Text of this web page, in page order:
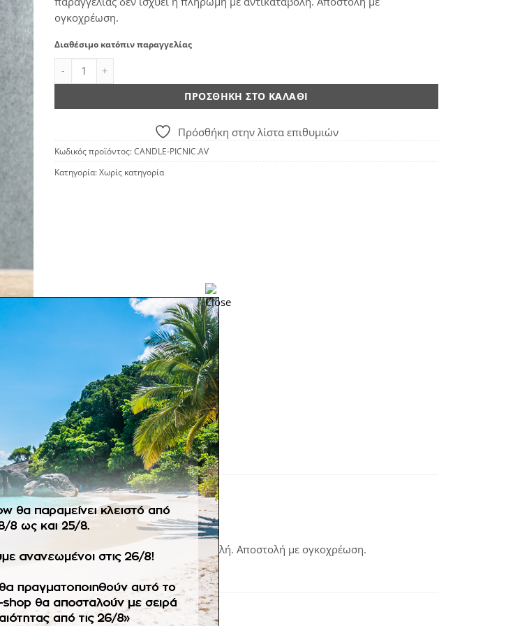
ογκοχρέωση.
Διαθέσιμο κατόπιν παραγγελίας
Λαμπάδα Πικνικ ποσότητα
ΠΡΟΣΘΉΚΗ ΣΤΟ ΚΑΛΆΘΙ
Πρόσθήκη στην λίστα επιθυμιών
Κωδικός προϊόντος:CANDLE-PICNIC.AV
Κατηγορία:Χωρίς κατηγορία
ΠΕΡΙΓΡΑΦΉ
θέμα και πάνινο στοιχείο αβοκάντο.
δεν ισχύει η πληρωμή με αντικαταβολή. Αποστολή με ογκοχρέωση.